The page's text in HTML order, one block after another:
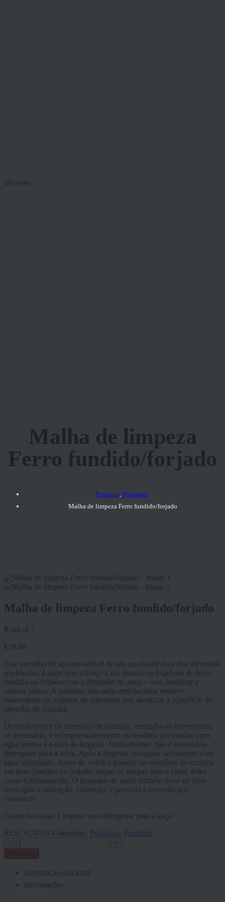
00 items
Malha de limpeza
Ferro fundido/forjado
Produtos, Petromax
Malha de limpeza Ferro fundido/forjado
Malha de limpeza Ferro fundido/forjado
0 out of 5
€ 19.68
Este utensílio de aço inoxidável de alta qualidade trata dos alimentos
queimados. Limpe sem esforço a sua panela ou frigideira de ferro
fundido ou forjado com o limpador de anéis – sem danificar a
valiosa pátina. A estrutura dos anéis entrelaçados remove
suavemente os resíduos de alimentos sem danificar a superfície do
utensílio de cozinha.
Deixe arrefecer os utensílios de cozinha, mergulhe-os brevemente,
se necessário, e esfregue suavemente os resíduos queimados com
água morna e o anel de limpeza. Naturalmente, não é necessário
detergente para a loiça. Após a limpeza, enxaguar novamente com
água abundante. Antes de voltar a guardar os utensílios de cozinha
em ferro fundido ou forjado, seque-os sempre bem e cuide deles
como habitualmente. O limpador de anéis também deve ser bem
seco após a utilização. (Atenção: é possível a corrosão por
contacto!)
Como funciona: Limpeza sem detergente para a loiça
REF:
SCRUB Categorias: Petromax Produtos
-
Informação adicional
Informações